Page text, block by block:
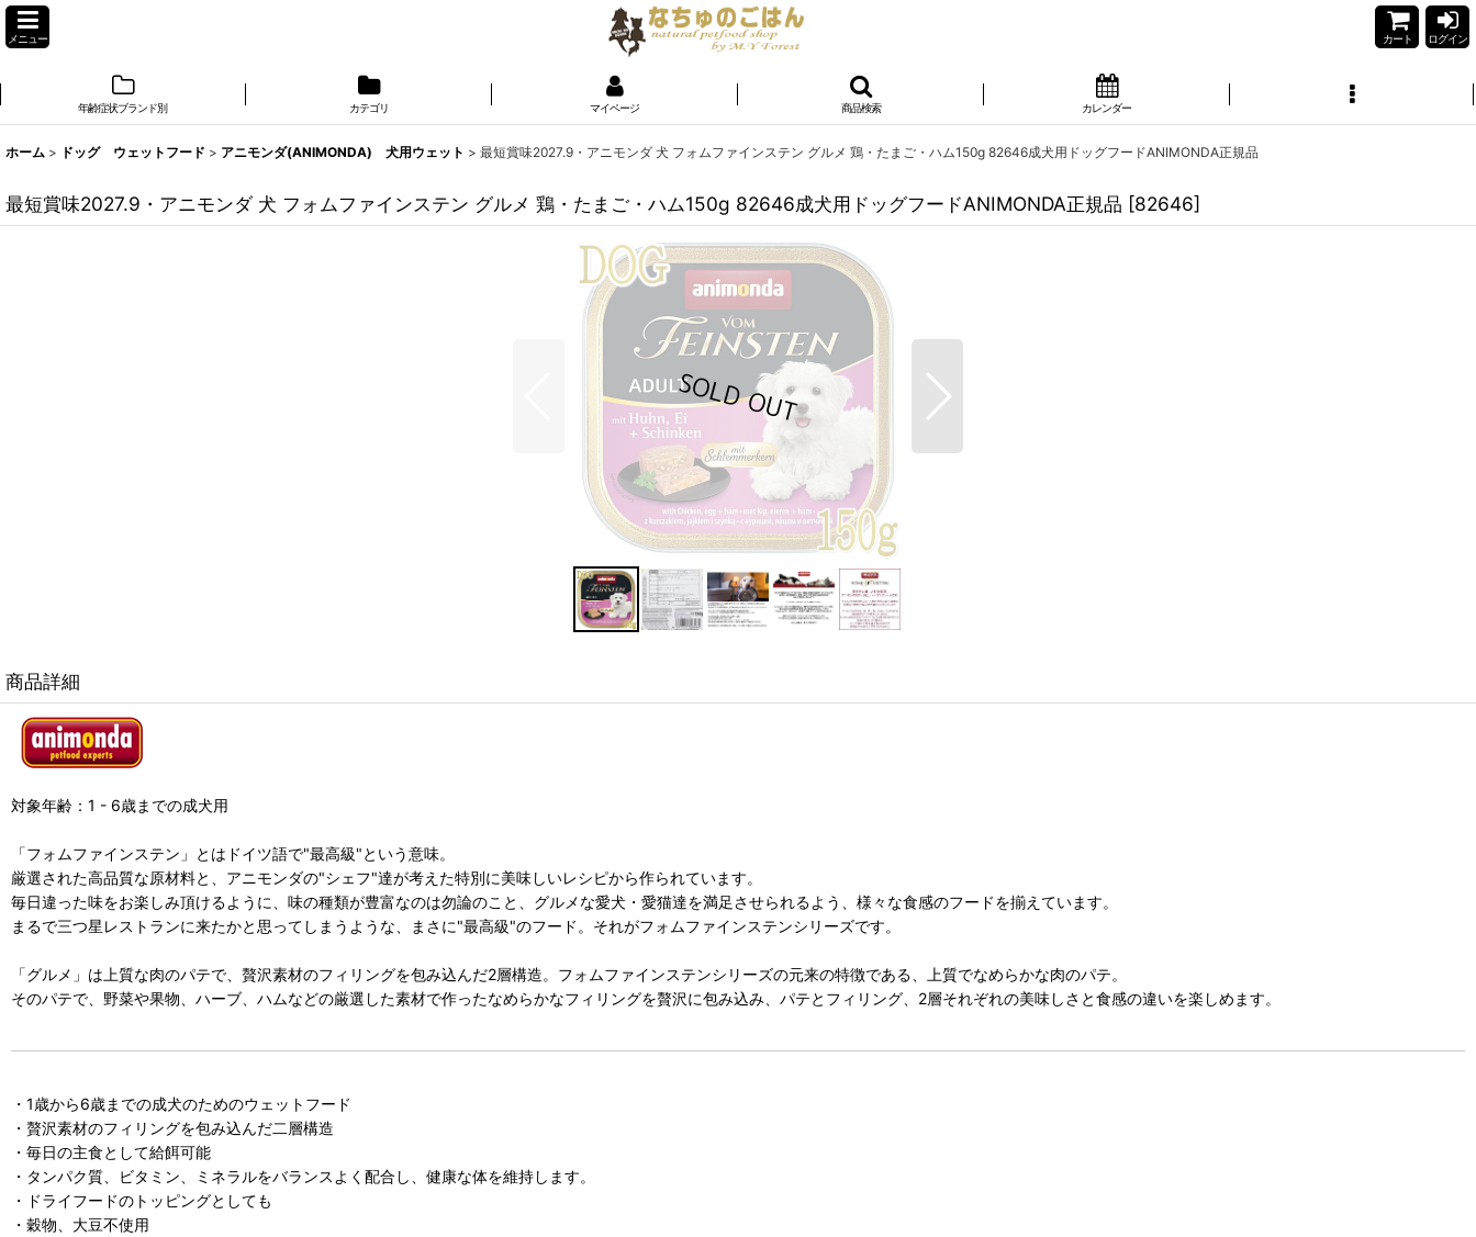
メニュー カート ログイン
年齢症状ブランド別 カテゴリ マイページ 商品検索 カレンダー
ホーム > ドッグ ウェットフード > アニモンダ(ANIMONDA) 犬用ウェット > 最短賞味2027.9・アニモンダ 犬 フォムファインステン グルメ 鶏・たまご・ハム150g 82646成犬用ドッグフードANIMONDA正規品
最短賞味2027.9・アニモンダ 犬 フォムファインステン グルメ 鶏・たまご・ハム150g 82646成犬用ドッグフードANIMONDA正規品 [82646]
商品詳細
対象年齢：1 - 6歳までの成犬用
「フォムファインステン」とはドイツ語で"最高級"という意味。
厳選された高品質な原材料と、アニモンダの"シェフ"達が考えた特別に美味しいレシピから作られています。
毎日違った味をお楽しみ頂けるように、味の種類が豊富なのは勿論のこと、グルメな愛犬・愛猫達を満足させられるよう、様々な食感のフードを揃えています。
まるで三つ星レストランに来たかと思ってしまうような、まさに"最高級"のフード。それがフォムファインステンシリーズです。
「グルメ」は上質な肉のパテで、贅沢素材のフィリングを包み込んだ2層構造。フォムファインステンシリーズの元来の特徴である、上質でなめらかな肉のパテ。
そのパテで、野菜や果物、ハーブ、ハムなどの厳選した素材で作ったなめらかなフィリングを贅沢に包み込み、パテとフィリング、2層それぞれの美味しさと食感の違いを楽しめます。
・1歳から6歳までの成犬のためのウェットフード
・贅沢素材のフィリングを包み込んだ二層構造
・毎日の主食として給餌可能
・タンパク質、ビタミン、ミネラルをバランスよく配合し、健康な体を維持します。
・ドライフードのトッピングとしても
・穀物、大豆不使用